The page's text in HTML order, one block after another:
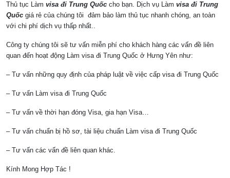
Thủ tục Làm visa đi Trung Quốc cho bạn. Dịch vụ Làm visa đi Trung
Quốc giá rẻ của chúng tôi đảm bảo làm thủ tục nhanh chóng, an toàn
với chi phí dịch vụ thấp nhất..
Công ty chúng tôi sẽ tư vấn miễn phí cho khách hàng các vấn đề liên
quan đến hoạt động Làm visa đi Trung Quốc ở Hưng Yên như:
– Tư vấn những quy định của pháp luật về việc cấp visa đi Trung Quốc
– Tư vấn Làm visa đi Trung Quốc
– Tư vấn về thời hạn đóng Visa, gia hạn Visa…
– Tư vấn chuẩn bị hồ sơ, tài liệu chuẩn Làm visa đi Trung Quốc
– Tư vấn các vấn đề liên quan khác.
Kính Mong Hợp Tác !